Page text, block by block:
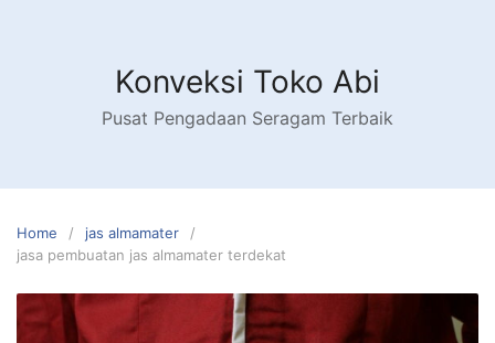
Konveksi Toko Abi
Pusat Pengadaan Seragam Terbaik
Home
jas almamater
jasa pembuatan jas almamater terdekat